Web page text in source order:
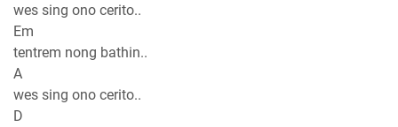
wes sing ono cerito..
Em
tentrem nong bathin..
A
wes sing ono cerito..
D